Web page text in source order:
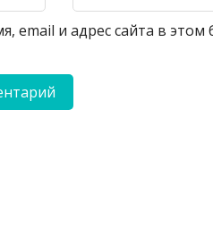
email и адрес сайта в